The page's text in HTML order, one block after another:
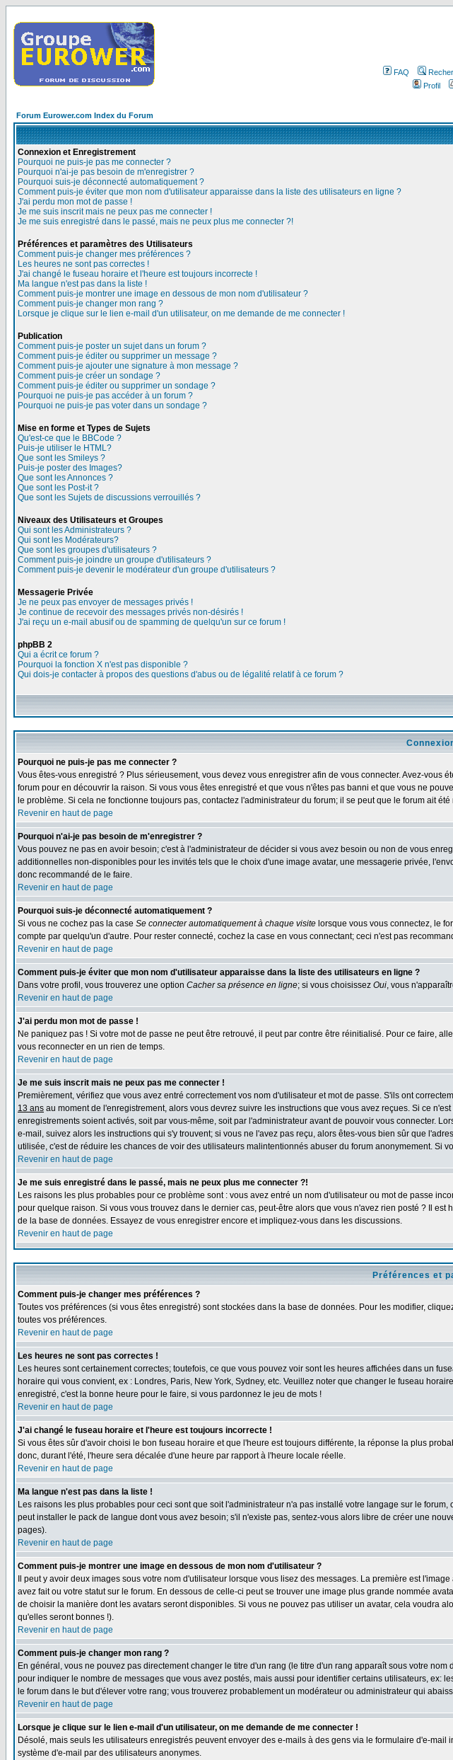
FAQ
Profil
Forum Eurower.com Index du Forum
Connexion et Enregistrement
Pourquoi ne puis-je pas me connecter ?
Pourquoi n'ai-je pas besoin de m'enregistrer ?
Pourquoi suis-je déconnecté automatiquement ?
Comment puis-je éviter que mon nom d'utilisateur apparaisse dans la liste des utilisateurs en ligne ?
J'ai perdu mon mot de passe !
Je me suis inscrit mais ne peux pas me connecter !
Je me suis enregistré dans le passé, mais ne peux plus me connecter ?!
Préférences et paramètres des Utilisateurs
Comment puis-je changer mes préférences ?
Les heures ne sont pas correctes !
J'ai changé le fuseau horaire et l'heure est toujours incorrecte !
Ma langue n'est pas dans la liste !
Comment puis-je montrer une image en dessous de mon nom d'utilisateur ?
Comment puis-je changer mon rang ?
Lorsque je clique sur le lien e-mail d'un utilisateur, on me demande de me connecter !
Publication
Comment puis-je poster un sujet dans un forum ?
Comment puis-je éditer ou supprimer un message ?
Comment puis-je ajouter une signature à mon message ?
Comment puis-je créer un sondage ?
Comment puis-je éditer ou supprimer un sondage ?
Pourquoi ne puis-je pas accéder à un forum ?
Pourquoi ne puis-je pas voter dans un sondage ?
Mise en forme et Types de Sujets
Qu'est-ce que le BBCode ?
Puis-je utiliser le HTML?
Que sont les Smileys ?
Puis-je poster des Images?
Que sont les Annonces ?
Que sont les Post-it ?
Que sont les Sujets de discussions verrouillés ?
Niveaux des Utilisateurs et Groupes
Qui sont les Administrateurs ?
Qui sont les Modérateurs?
Que sont les groupes d'utilisateurs ?
Comment puis-je joindre un groupe d'utilisateurs ?
Comment puis-je devenir le modérateur d'un groupe d'utilisateurs ?
Messagerie Privée
Je ne peux pas envoyer de messages privés !
Je continue de recevoir des messages privés non-désirés !
J'ai reçu un e-mail abusif ou de spamming de quelqu'un sur ce forum !
phpBB 2
Qui a écrit ce forum ?
Pourquoi la fonction X n'est pas disponible ?
Qui dois-je contacter à propos des questions d'abus ou de légalité relatif à ce forum ?
Pourquoi ne puis-je pas me connecter ?
Vous êtes-vous enregistré ? Plus sérieusement, vous devez vous enregistrer afin de vous connecter. Avez-
forum pour en découvrir la raison. Si vous vous êtes enregistré et que vous n'êtes pas banni et que vous ne
le problème. Si cela ne fonctionne toujours pas, contactez l'administrateur du forum; il se peut que le forum ait
Revenir en haut de page
Pourquoi n'ai-je pas besoin de m'enregistrer ?
Vous pouvez ne pas en avoir besoin; c'est à l'administrateur de décider si vous avez besoin ou non de vous
additionnelles non-disponibles pour les invités tels que le choix d'une image avatar, une messagerie privée,
donc recommandé de le faire.
Revenir en haut de page
Pourquoi suis-je déconnecté automatiquement ?
Si vous ne cochez pas la case Se connecter automatiquement à chaque visite lorsque vous vous connectez, le
compte par quelqu'un d'autre. Pour rester connecté, cochez la case en vous connectant; ceci n'est pas
Revenir en haut de page
Comment puis-je éviter que mon nom d'utilisateur apparaisse dans la liste des utilisateurs en ligne ?
Dans votre profil, vous trouverez une option Cacher sa présence en ligne; si vous choisissez Oui, vous
Revenir en haut de page
J'ai perdu mon mot de passe !
Ne paniquez pas ! Si votre mot de passe ne peut être retrouvé, il peut par contre être réinitialisé. Pour ce faire,
vous reconnecter en un rien de temps.
Revenir en haut de page
Je me suis inscrit mais ne peux pas me connecter !
Premièrement, vérifiez que vous avez entré correctement vos nom d'utilisateur et mot de passe. S'ils ont
13 ans au moment de l'enregistrement, alors vous devrez suivre les instructions que vous avez reçues. Si ce
enregistrements soient activés, soit par vous-même, soit par l'administrateur avant de pouvoir vous connecter.
e-mail, suivez alors les instructions qui s'y trouvent; si vous ne l'avez pas reçu, alors êtes-vous bien sûr que
utilisée, c'est de réduire les chances de voir des utilisateurs malintentionnés abuser du forum anonymement.
Revenir en haut de page
Je me suis enregistré dans le passé, mais ne peux plus me connecter ?!
Les raisons les plus probables pour ce problème sont : vous avez entré un nom d'utilisateur ou mot de passe
pour quelque raison. Si vous vous trouvez dans le dernier cas, peut-être alors que vous n'avez rien posté ? Il
de la base de données. Essayez de vous enregistrer encore et impliquez-vous dans les discussions.
Revenir en haut de page
Préférences et
Comment puis-je changer mes préférences ?
Toutes vos préférences (si vous êtes enregistré) sont stockées dans la base de données. Pour les modifier,
toutes vos préférences.
Revenir en haut de page
Les heures ne sont pas correctes !
Les heures sont certainement correctes; toutefois, ce que vous pouvez voir sont les heures affichées dans un
horaire qui vous convient, ex : Londres, Paris, New York, Sydney, etc. Veuillez noter que changer le fuseau
enregistré, c'est la bonne heure pour le faire, si vous pardonnez le jeu de mots !
Revenir en haut de page
J'ai changé le fuseau horaire et l'heure est toujours incorrecte !
Si vous êtes sûr d'avoir choisi le bon fuseau horaire et que l'heure est toujours différente, la réponse la plus
donc, durant l'été, l'heure sera décalée d'une heure par rapport à l'heure locale réelle.
Revenir en haut de page
Ma langue n'est pas dans la liste !
Les raisons les plus probables pour ceci sont que soit l'administrateur n'a pas installé votre langage sur le
peut installer le pack de langue dont vous avez besoin; s'il n'existe pas, sentez-vous alors libre de créer une
pages).
Revenir en haut de page
Comment puis-je montrer une image en dessous de mon nom d'utilisateur ?
Il peut y avoir deux images sous votre nom d'utilisateur lorsque vous lisez des messages. La première est
avez fait ou votre statut sur le forum. En dessous de celle-ci peut se trouver une image plus grande nommée
de choisir la manière dont les avatars seront disponibles. Si vous ne pouvez pas utiliser un avatar, cela voudra
qu'elles seront bonnes !).
Revenir en haut de page
Comment puis-je changer mon rang ?
En général, vous ne pouvez pas directement changer le titre d'un rang (le titre d'un rang apparaît sous votre
pour indiquer le nombre de messages que vous avez postés, mais aussi pour identifier certains utilisateurs,
le forum dans le but d'élever votre rang; vous trouverez probablement un modérateur ou administrateur qui
Revenir en haut de page
Lorsque je clique sur le lien e-mail d'un utilisateur, on me demande de me connecter !
Désolé, mais seuls les utilisateurs enregistrés peuvent envoyer des e-mails à des gens via le formulaire d'e-
système d'e-mail par des utilisateurs anonymes.